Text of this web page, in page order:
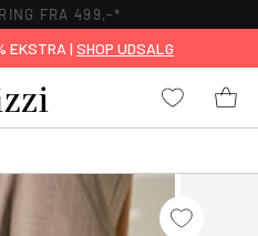
FRA 499,-*
EKSTRA | SHOP UDSALG